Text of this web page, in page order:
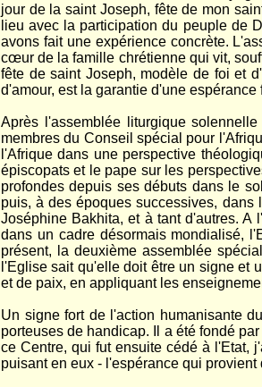
jour de la saint Joseph, fête de mon
lieu avec la participation du peuple de
avons fait une expérience concrète.
cœur de la famille chrétienne qui vit,
fête de saint Joseph, modèle de foi et
d'amour, est la garantie d'une
Après l'assemblée liturgique
membres du Conseil spécial pour
l'Afrique dans une perspective
épiscopats et le pape sur les
profondes depuis ses débuts dans le
puis, à des époques successives,
Joséphine Bakhita, et à tant d'autres.
dans un cadre désormais mondialisé,
présent, la deuxième assemblée
l'Eglise sait qu'elle doit être un signe et
et de paix, en appliquant les
Un signe fort de l'action humanisante
porteuses de handicap. Il a été fondé
ce Centre, qui fut ensuite cédé à l'Etat,
puisant en eux - l'espérance qui